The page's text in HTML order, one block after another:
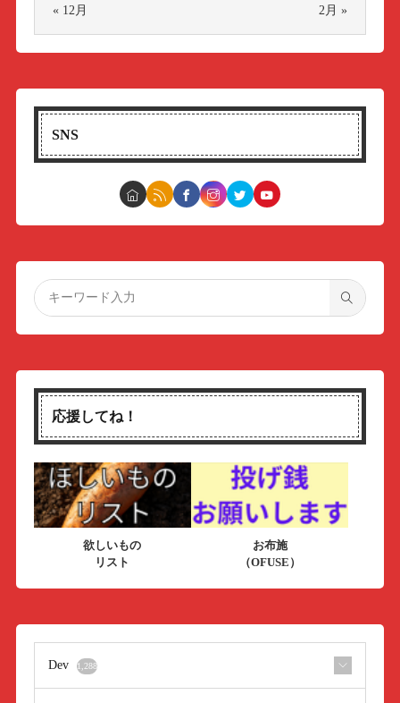
« 12月 2月 »
SNS
応援してね！
欲しいもの
リスト
お布施
（OFUSE）
Dev 1,288